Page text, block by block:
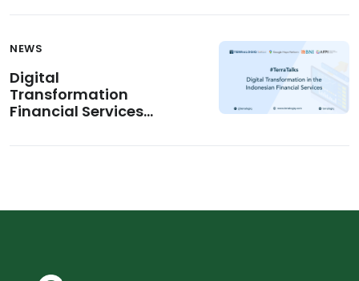
NEWS
Digital
Transformation
Financial Services